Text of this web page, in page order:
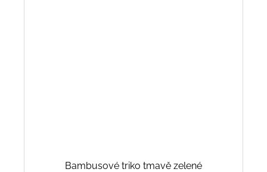
Bambusové triko tmavě zelené